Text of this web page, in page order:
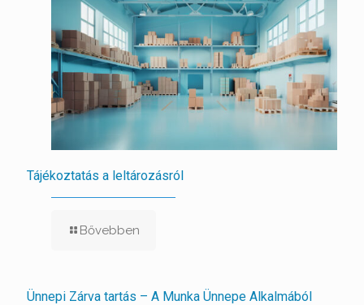
Tájékoztatás a leltározásról
Bővebben
Ünnepi Zárva tartás – A Munka Ünnepe Alkalmából